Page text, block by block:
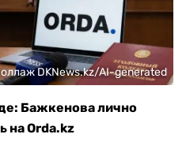
DKNews.kz/AI-generated
Бажкенова лично
на Orda.kz